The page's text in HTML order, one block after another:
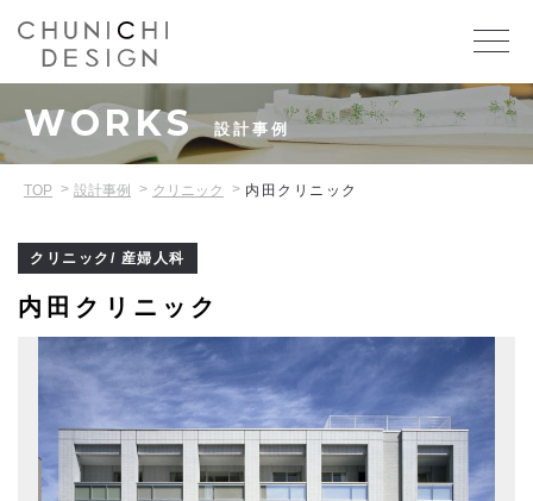
WORKS 設計事例
TOP 設計事例 クリニック 内田クリニック
クリニック/ 産婦人科
内田クリニック